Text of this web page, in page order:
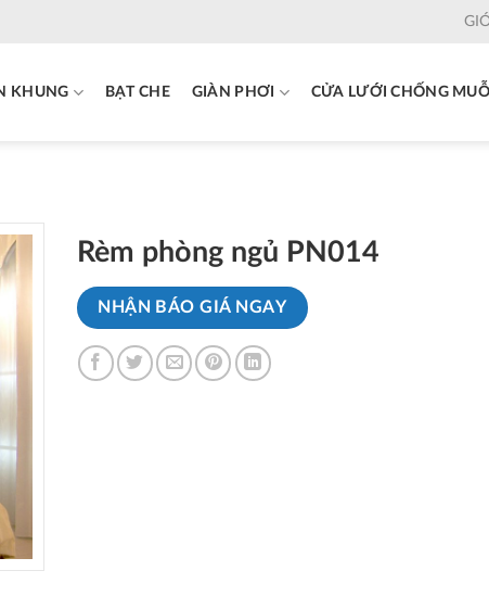
KHUNG BẠT CHE GIÀN PHƠI CỬA LƯỚI CHỐNG MUỖI
Rèm phòng ngủ PN014
NHẬN BÁO GIÁ NGAY